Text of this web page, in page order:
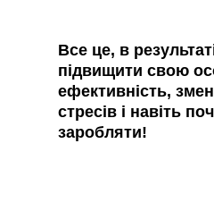
Все це, в
підвищити свою
ефективність,
стресів і навіть
заробляти!